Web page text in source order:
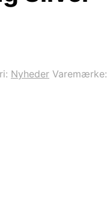
Nyheder Varemærke: